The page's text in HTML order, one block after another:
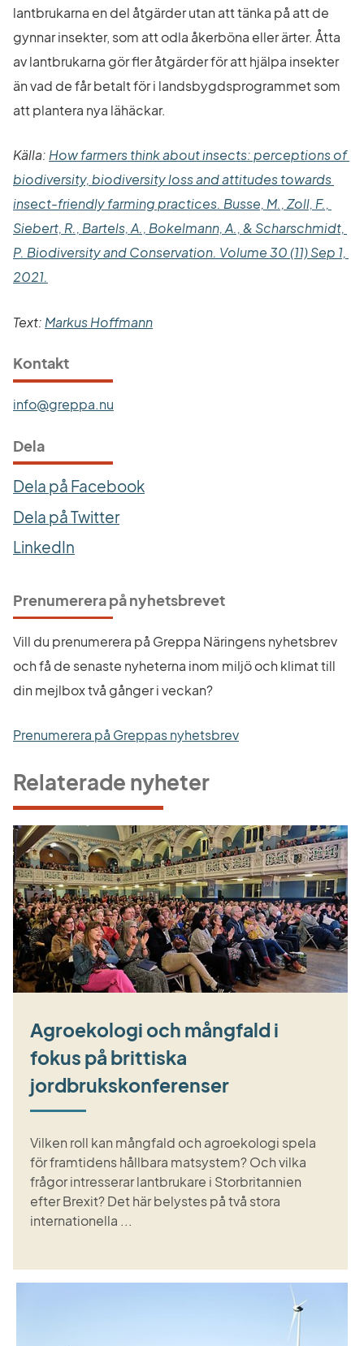
lantbrukarna en del åtgärder utan att tänka på att de
gynnar insekter, som att odla åkerböna eller ärter. Åtta
av lantbrukarna gör fler åtgärder för att hjälpa insekter
än vad de får betalt för i landsbygdsprogrammet som
att plantera nya lähäckar.
Källa: How farmers think about insects: perceptions of
biodiversity, biodiversity loss and attitudes towards
insect-friendly farming practices. Busse, M., Zoll, F.,
Siebert, R., Bartels, A., Bokelmann, A., & Scharschmidt,
P. Biodiversity and Conservation. Volume 30 (11) Sep 1,
2021.
Text: Markus Hoffmann
Kontakt
info@greppa.nu
Dela
Dela på Facebook
Dela på Twitter
LinkedIn
Prenumerera på nyhetsbrevet
Vill du prenumerera på Greppa Näringens nyhetsbrev
och få de senaste nyheterna inom miljö och klimat till
din mejlbox två gånger i veckan?
Prenumerera på Greppas nyhetsbrev
Relaterade nyheter
Agroekologi och mångfald i
fokus på brittiska
jordbrukskonferenser
Vilken roll kan mångfald och agroekologi spela
för framtidens hållbara matsystem? Och vilka
frågor intresserar lantbrukare i Storbritannien
efter Brexit? Det här belystes på två stora
internationella ...